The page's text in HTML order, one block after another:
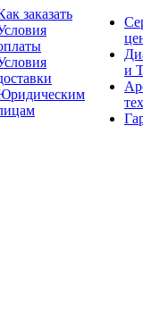
заказать
и